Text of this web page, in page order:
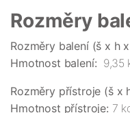
Rozměry
Rozměry balení (š x h
Hmotnost balení: 9,35
Rozměry přístroje (š x
Hmotnost přístroje: 7